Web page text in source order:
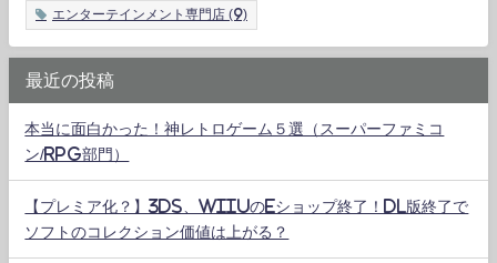
エンターテインメント専門店 (9)
最近の投稿
本当に面白かった！神レトロゲーム５選（スーパーファミコ
ン/RPG部門）
【プレミア化？】3DS、WiiUのeショップ終了！DL版終了で
ソフトのコレクション価値は上がる？